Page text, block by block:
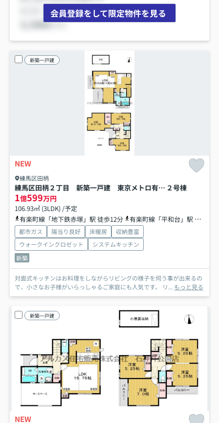
会員登録をして限定物件を見る
新築一戸建
NEW
練馬区田柄
練馬区田柄２丁目 新築一戸建 東京メトロ有楽町線・副都心線 平和台 ２号棟
1億599万円
106.93㎡ (3LDK) /予定
有楽町線「地下鉄赤塚」駅 徒歩12分
有楽町線「平和台」駅 徒歩15分
都市ガス 陽当り良好 床暖房
収納豊富
ウォークインクロゼット
システムキッチン
新築
対面式キッチンはお料理をしながらリビングの様子を伺う事が出来るの
で、小さなお子様がいらっしゃるご家庭にも人気です。 リ... もっと見る
新築一戸建
NEW